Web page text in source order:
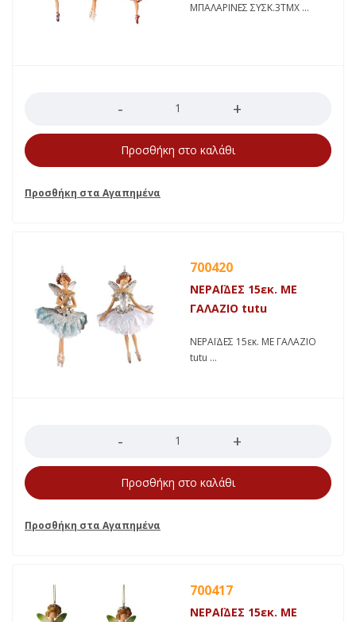
ΜΠΑΛΑΡΙΝΕΣ ΣΥΣΚ.3ΤΜΧ
Προσθήκη στο καλάθι
700420
ΝΕΡΑΪΔΕΣ 15εκ. ΜΕ
ΓΑΛΑΖΙΟ tutu
ΝΕΡΑΪΔΕΣ 15εκ. ΜΕ ΓΑΛΑΖΙΟ
tutu
Προσθήκη στο καλάθι
700417
ΝΕΡΑΪΔΕΣ 15εκ. ΜΕ